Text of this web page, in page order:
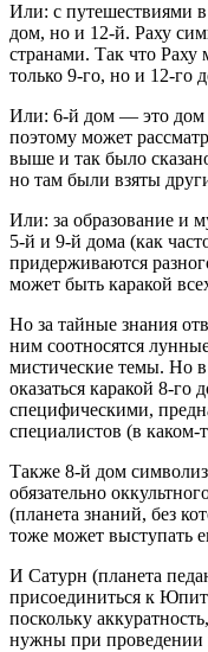
Или: с путешествиями в
дом, но и 12-й. Раху
странами. Так что Раху
только 9-го, но и 12-го
Или: 6-й дом — это дом
поэтому может
выше и так было
но там были взяты
Или: за образование и
5-й и 9-й дома (как
придерживаются
может быть каракой
Но за тайные знания
ним соотносятся
мистические темы. Но
оказаться каракой 8-го
специфическими,
специалистов (в
Также 8-й дом
обязательно
(планета знаний, без
тоже может выступать
И Сатурн (планета
присоединиться к
поскольку
нужны при проведении